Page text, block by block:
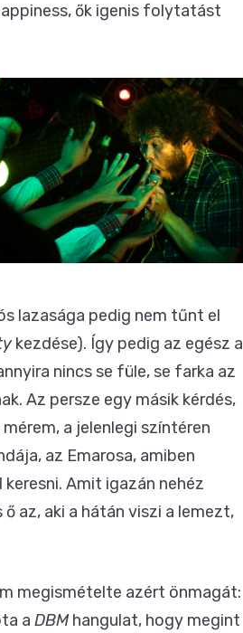
ők igenis folytatást
lazasága pedig nem tűnt el
kezdése). Így pedig az egész a
nincs se füle, se farka az
Az persze egy másik kérdés,
a jelenlegi színtéren
az Emarosa, amiben
Amit igazán nehéz
ő az, aki a hátán viszi a lemezt,
megismételte azért önmagát:
a DBMhangulat, hogy megint